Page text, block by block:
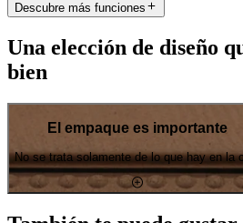
Descubre más funciones
Una elección de diseño
bien
El empaque es importante
No se trata solamente de lo que hay en la